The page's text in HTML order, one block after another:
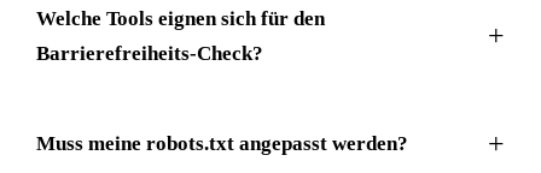
Welche Tools eignen sich für den
Barrierefreiheits-Check?
Muss meine robots.txt angepasst werden?